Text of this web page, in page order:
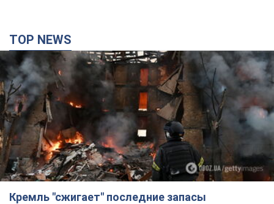
TOP NEWS
Кремль "сжигает" последние запасы